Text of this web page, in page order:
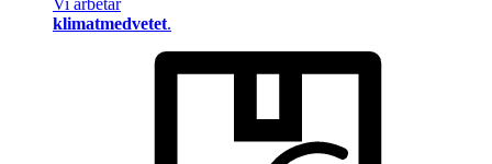
Vi arbetar
klimatmedvetet.